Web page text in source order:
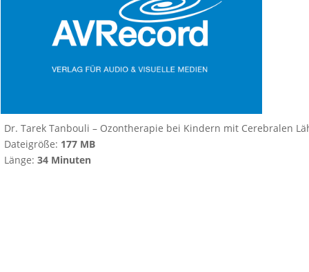
Dr. Tarek Tanbouli – Ozontherapie bei Kindern mit Cerebralen
Dateigröße: 177 MB
Länge: 34 Minuten